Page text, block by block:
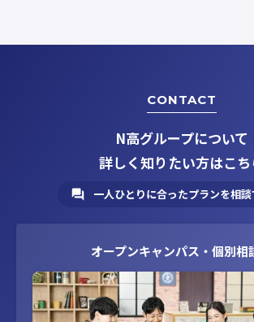
CONTACT
N高グループについて
詳しく知りたい方はこち
一人ひとりに合ったプランを相
オープンキャンパス・個別相